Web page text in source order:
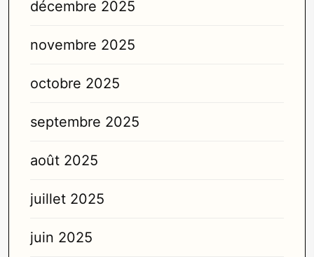
décembre 2025
novembre 2025
octobre 2025
septembre 2025
août 2025
juillet 2025
juin 2025